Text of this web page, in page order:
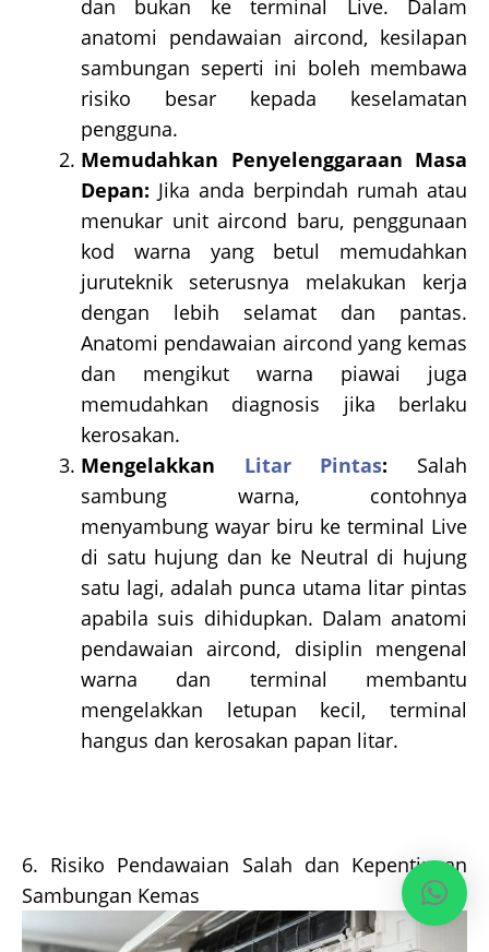
dan bukan ke terminal Live. Dalam
anatomi pendawaian aircond, kesilapan
sambungan seperti ini boleh membawa
risiko besar kepada keselamatan
pengguna.
Memudahkan Penyelenggaraan Masa
Depan: Jika anda berpindah rumah atau
menukar unit aircond baru, penggunaan
kod warna yang betul memudahkan
juruteknik seterusnya melakukan kerja
dengan lebih selamat dan pantas.
Anatomi pendawaian aircond yang kemas
dan mengikut warna piawai juga
memudahkan diagnosis jika berlaku
kerosakan.
Mengelakkan Litar Pintas: Salah
sambung warna, contohnya
menyambung wayar biru ke terminal Live
di satu hujung dan ke Neutral di hujung
satu lagi, adalah punca utama litar pintas
apabila suis dihidupkan. Dalam anatomi
pendawaian aircond, disiplin mengenal
warna dan terminal membantu
mengelakkan letupan kecil, terminal
hangus dan kerosakan papan litar.
6. Risiko Pendawaian Salah dan Kepentingan
Sambungan Kemas